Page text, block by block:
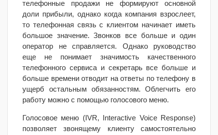
телефонные продажи не формируют основной
доли прибыли, однако когда компания взрослеет,
то телефонная связь с клиентом начинает иметь
большое значение. Звонков все больше и один
оператор не справляется. Однако руководство
еще не понимает значимость качественного
телефонного сервиса и секретарь все больше и
больше времени отводит на ответы по телефону в
ущерб остальным обязанностям. Облегчить его
работу можно с помощью голосового меню.
Голосовое меню (IVR, Interactive Voice Response)
позволяет звонящему клиенту самостоятельно